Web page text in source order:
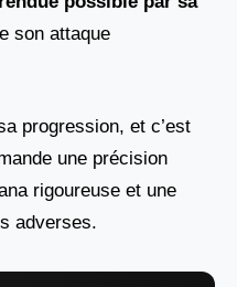
son attaque
progression, et c’est
une précision
rigoureuse et une
adverses.